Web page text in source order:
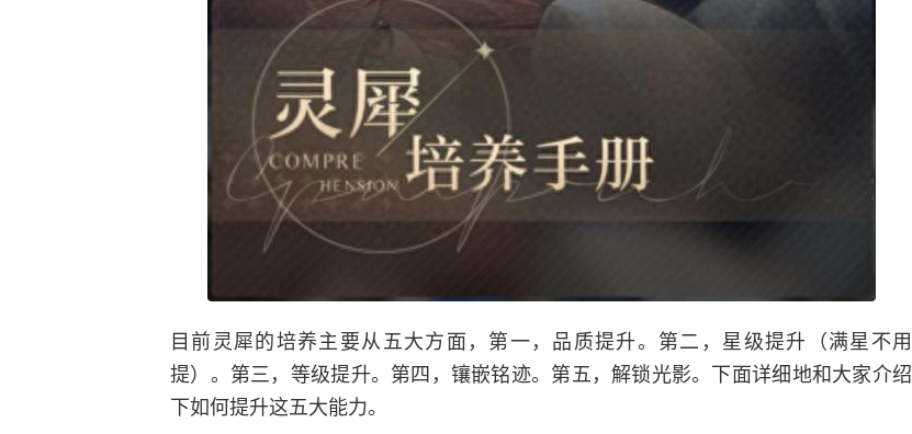
目前灵犀的培养主要从五大方面，第一，品质提升。第二，星级提升（满星不用
提）。第三，等级提升。第四，镶嵌铭迹。第五，解锁光影。下面详细地和大家介绍
下如何提升这五大能力。